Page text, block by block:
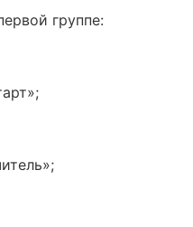
группе: